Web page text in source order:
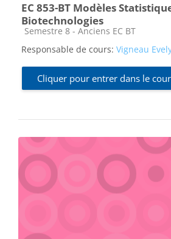
EC 853-BT Modèles
Biotechnologies
Catégorie de cours
Semestre 8 - Anciens EC BT
Responsable de cours: Vigneau
Cliquer pour entrer dans le